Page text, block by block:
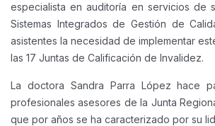
especialista en auditoría en servicios de
Sistemas Integrados de Gestión de
asistentes la necesidad de implementar
las 17 Juntas de Calificación de Invalidez.
La doctora Sandra Parra López hace
profesionales asesores de la Junta
que por años se ha caracterizado por su